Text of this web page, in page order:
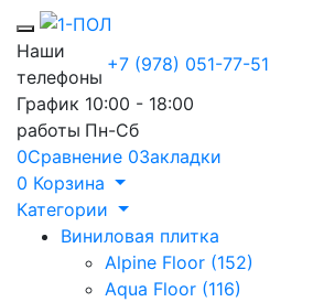
Toggle mobile menu
Наши
телефоны
+7 (978) 051-77-51
График
работы
10:00 - 18:00
Пн-Сб
0Сравнение 0Закладки
0 Корзина
Категории
Виниловая плитка
Alpine Floor (152)
Aqua Floor (116)